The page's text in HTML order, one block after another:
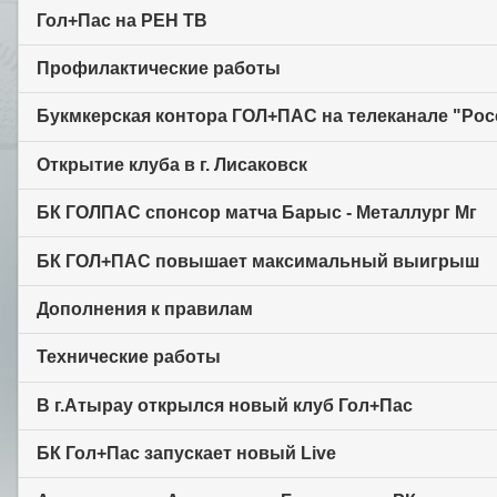
Гол+Пас на РЕН ТВ
Профилактические работы
Букмкерская контора ГОЛ+ПАС на телеканале
Открытие клуба в г. Лисаковск
БК ГОЛПАС спонсор матча Барыс - Металлург Мг
БК ГОЛ+ПАС повышает максимальный выигрыш
Дополнения к правилам
Технические работы
В г.Атырау открылся новый клуб Гол+Пас
БК Гол+Пас запускает новый Live